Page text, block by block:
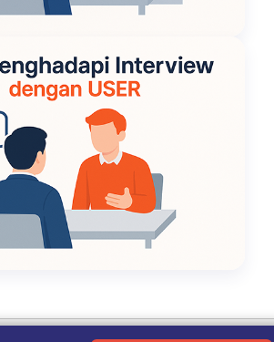
Kebijakan Privasi|Tentang Kami|